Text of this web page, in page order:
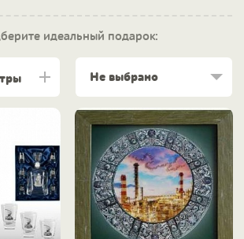
идеальный подарок:
Не выбрано